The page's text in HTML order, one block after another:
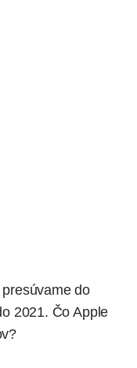
do
2021. Čo Apple